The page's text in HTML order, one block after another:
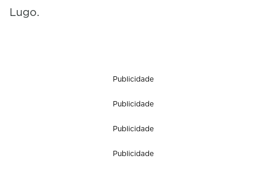
Lugo.
Publicidade
Publicidade
Publicidade
Publicidade